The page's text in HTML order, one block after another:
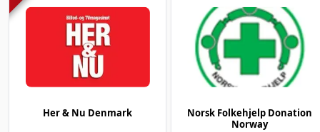
Her & Nu Denmark
Norsk Folkehjelp Donation
Norway